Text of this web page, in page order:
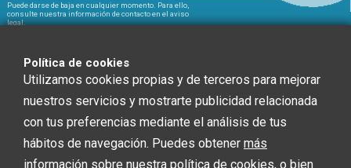
Puede darse de baja en cualquier momento. Para ello,
consulte nuestra información de contacto en el aviso
legal.
CHEF GLOBAL 2014 SOCIEDAD LIMITADA ha recibido una ayuda de la Unión
Europea con cargo al Fondo NextGenerationEU, en el marco del Plan de
Recuperación, Trasformación y Resiliencia, para INSTALACIÓN SOLAR
Política de cookies
Utilizamos cookies propias y de terceros para mejorar
nuestros servicios y mostrarte publicidad relacionada
con tus preferencias mediante el análisis de tus
hábitos de navegación. Puedes obtener más
información sobre nuestra política de cookies, o bien